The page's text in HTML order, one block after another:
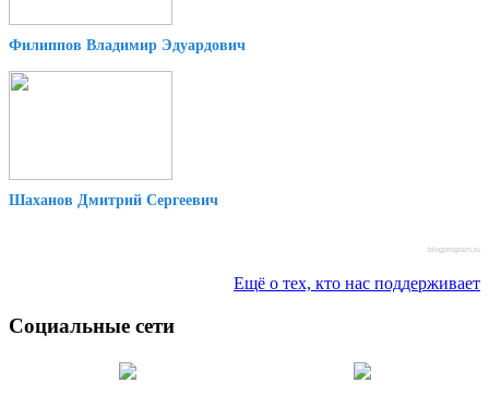
Филиппов Владимир Эдуардович
Шаханов Дмитрий Сергеевич
blogprogram.ru
Ещё о тех, кто нас поддерживает
Социальные сети